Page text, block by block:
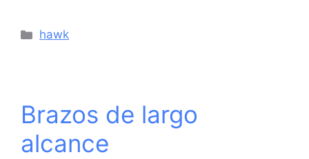
hawk
Brazos de largo
alcance